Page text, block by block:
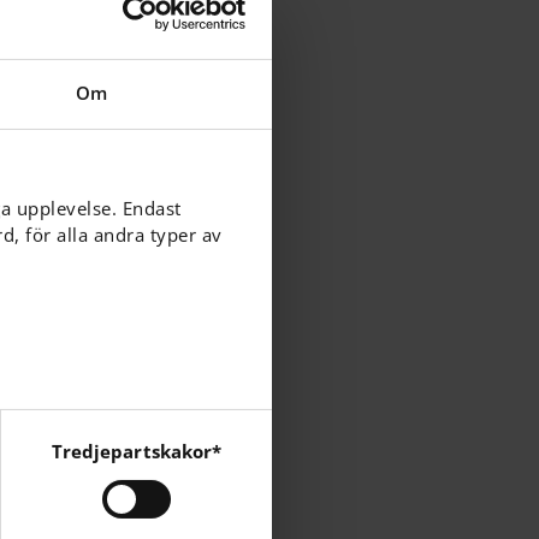
Om
upplevelse. Endast
för alla andra typer av
Instagram och
Tredjepartskakor*
everyday life".